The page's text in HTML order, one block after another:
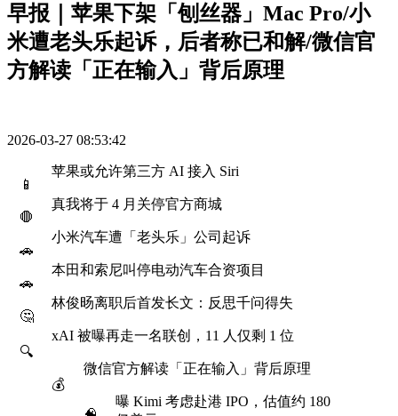
早报｜苹果下架「刨丝器」Mac Pro/小
米遭老头乐起诉，后者称已和解/微信官
方解读「正在输入」背后原理
2026-03-27 08:53:42
📱
苹果或允许第三方 AI 接入 Siri
🛑
真我将于 4 月关停官方商城
🚗
小米汽车遭「老头乐」公司起诉
🚗
本田和索尼叫停电动汽车合资项目
🤔
林俊旸离职后首发长文：反思千问得失
🔍
xAI 被曝再走一名联创，11 人仅剩 1 位
💰
微信官方解读「正在输入」背后原理
曝 Kimi 考虑赴港 IPO，估值约 180